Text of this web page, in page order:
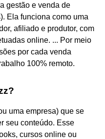
gestão e venda de
Ela funciona como uma
afiliado e produtor, com
online. ... Por meio
por cada venda
100% remoto.
uma empresa) que se
seu conteúdo. Esse
cursos online ou